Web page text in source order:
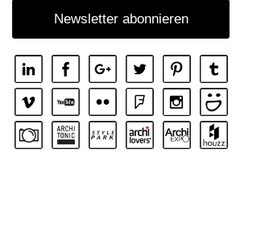
TISCH GRATUS BUTTERFLY
TISCH IUSTUS
TISCH LARGUS
TISCH LARGUS OVAL
Newsletter abonnieren